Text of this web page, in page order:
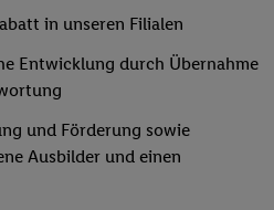
in unseren Filialen
Entwicklung durch Übernahme
und Förderung sowie
Ausbilder und einen